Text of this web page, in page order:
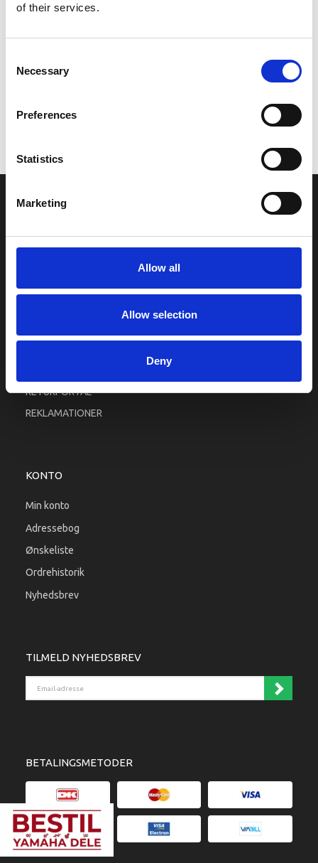
of their services.
Selection
Necessary
Preferences
Statistics
Marketing
Allow all
Allow selection
Deny
Vi oplever i øjeblikket store og hyppige prisændringer i markedet.
leveres, eller hvor prisen afviger fra det viste. Vi kontakter dig
naturligvis, hvis dette er tilfældet.
INFORMATIONER
RETURPORTAL
REKLAMATIONER
KONTO
Min konto
Adressebog
Ønskeliste
Ordrehistorik
Nyhedsbrev
TILMELD NYHEDSBREV
BETALINGSMETODER